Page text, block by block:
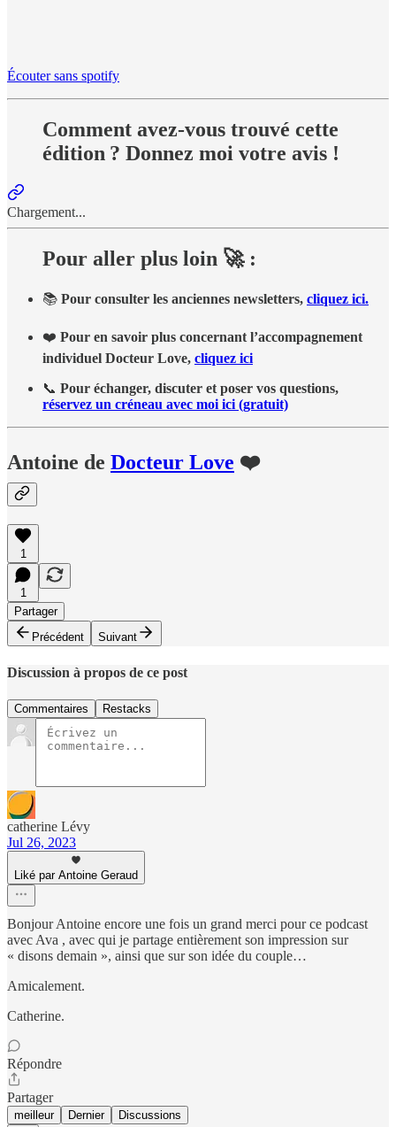
Écouter sans spotify
Comment avez-vous trouvé cette
édition ? Donnez moi votre avis !
Chargement...
Pour aller plus loin 🚀 :
📚 Pour consulter les anciennes newsletters, cliquez ici.
❤️ Pour en savoir plus concernant l’accompagnement
individuel Docteur Love, cliquez ici
📞 Pour échanger, discuter et poser vos questions,
réservez un créneau avec moi ici (gratuit)
Antoine de Docteur Love ❤️
1
1
Partager
Précédent
Suivant
Discussion à propos de ce post
Commentaires Restacks
catherine Lévy
Jul 26, 2023
Liké par Antoine Geraud
Bonjour Antoine encore une fois un grand merci pour ce podcast
avec Ava , avec qui je partage entièrement son impression sur
« disons demain », ainsi que sur son idée du couple…
Amicalement.
Catherine.
Répondre
Partager
meilleur Dernier Discussions